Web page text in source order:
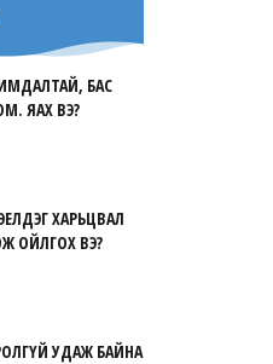
БАС
ЯАХ ВЭ?
ХАРЬЦВАЛ
ОЙЛГОХ ВЭ?
УДАЖ БАЙНА